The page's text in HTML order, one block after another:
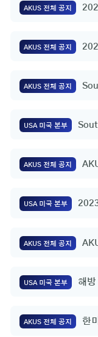
AKUS 전체 공지
AKUS 전체 공지
AKUS 전체 공지
USA 미국 본부
AKUS 전체 공지
USA 미국 본부
AKUS 전체 공지
USA 미국 본부
해
AKUS 전체 공지 한